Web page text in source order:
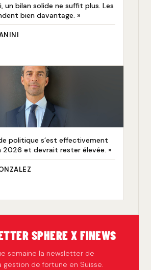
un bilan solide ne suffit plus. Les
bien davantage. »
politique s’est effectivement
2026 et devrait rester élevée. »
SPHERE X FINEWS
semaine la newsletter de
gestion de fortune en Suisse.